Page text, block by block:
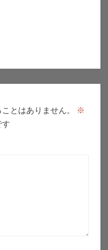
とはありません。
※
す